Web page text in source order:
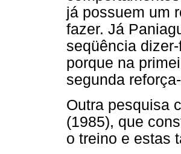
já possuem um
fazer. Já
seqüência
porque na
segunda
Outra pesquisa
(1985), que
o treino e estas